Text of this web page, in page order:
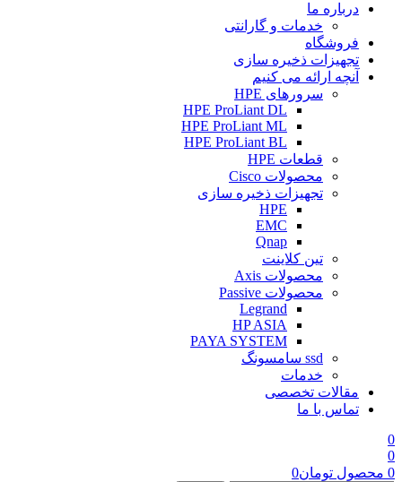
درباره ما
خدمات و گارانتی
فروشگاه
تجهیزات ذخیره سازی
آنچه ارائه می کنیم
سرورهای HPE
HPE ProLiant DL
HPE ProLiant ML
HPE ProLiant BL
قطعات HPE
محصولات Cisco
تجهیزات ذخیره سازی
HPE
EMC
Qnap
تین کلاینت
محصولات Axis
محصولات Passive
Legrand
HP ASIA
PAYA SYSTEM
ssd سامسونگ
خدمات
مقالات تخصصی
تماس با ما
0
0
0 محصول تومان0